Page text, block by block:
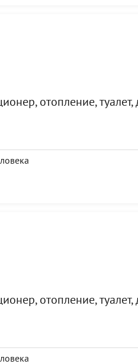
отопление,
отопление,